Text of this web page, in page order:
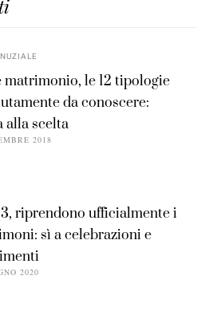
matrimonio, le 12 tipologie
da conoscere:
alla scelta
2018
3, riprendono ufficialmente i
sì a celebrazioni e
2020